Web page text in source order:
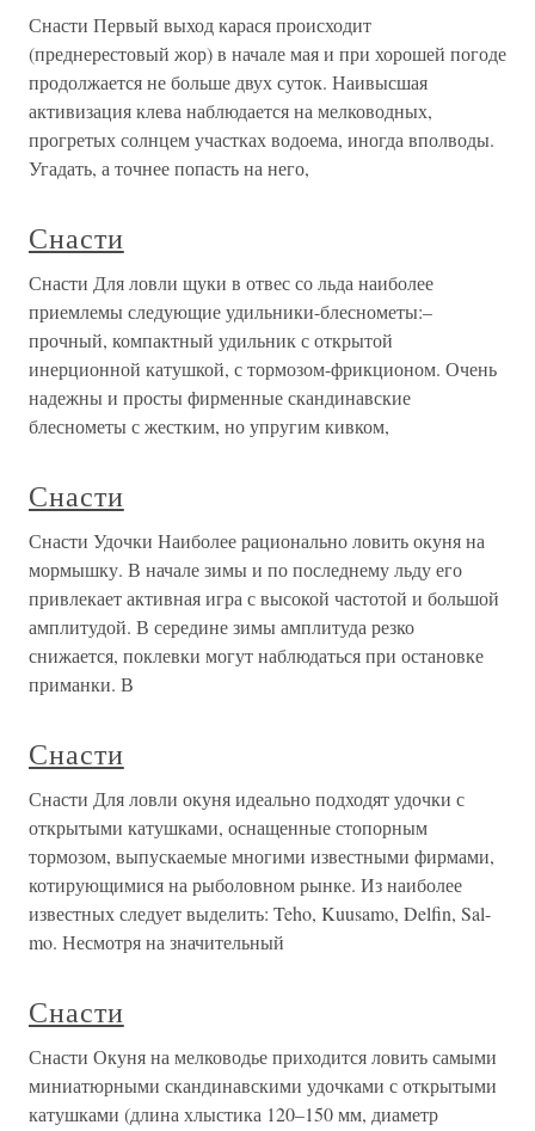
Снасти Первый выход карася происходит
(преднерестовый жор) в начале мая и при хорошей погоде
продолжается не больше двух суток. Наивысшая
активизация клева наблюдается на мелководных,
прогретых солнцем участках водоема, иногда вполводы.
Угадать, а точнее попасть на него,
Снасти
Снасти Для ловли щуки в отвес со льда наиболее
приемлемы следующие удильники-блеснометы:–
прочный, компактный удильник с открытой
инерционной катушкой, с тормозом-фрикционом. Очень
надежны и просты фирменные скандинавские
блеснометы с жестким, но упругим кивком,
Снасти
Снасти Удочки Наиболее рационально ловить окуня на
мормышку. В начале зимы и по последнему льду его
привлекает активная игра с высокой частотой и большой
амплитудой. В середине зимы амплитуда резко
снижается, поклевки могут наблюдаться при остановке
приманки. В
Снасти
Снасти Для ловли окуня идеально подходят удочки с
открытыми катушками, оснащенные стопорным
тормозом, выпускаемые многими известными фирмами,
котирующимися на рыболовном рынке. Из наиболее
известных следует выделить: Teho, Kuusamo, Delfin, Sal-
mo. Несмотря на значительный
Снасти
Снасти Окуня на мелководье приходится ловить самыми
миниатюрными скандинавскими удочками с открытыми
катушками (длина хлыстика 120–150 мм, диаметр